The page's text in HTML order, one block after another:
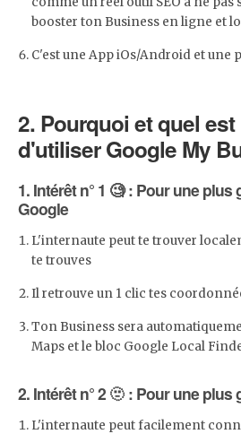
booster ton Business en ligne et
C'est une App iOs/Android et une
2. Pourquoi et quel
d'utiliser Google My
1. Intérêt n° 1 🧐 : Pour une
Google
L'internaute peut te trouver
te trouves
Il retrouve un 1 clic tes
Ton Business sera
Maps et le bloc Google Local
2. Intérêt n° 2 🫥 : Pour une
L'internaute peut facilement